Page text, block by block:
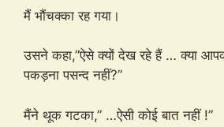
मैं भौंचक्का रह गया।
उसने कहा,”ऐसे क्यों देख रहे हैं … क्या
पकड़ना पसन्द नहीं?”
मैंने थूक गटका,” …ऐसी कोई बात नहीं !”